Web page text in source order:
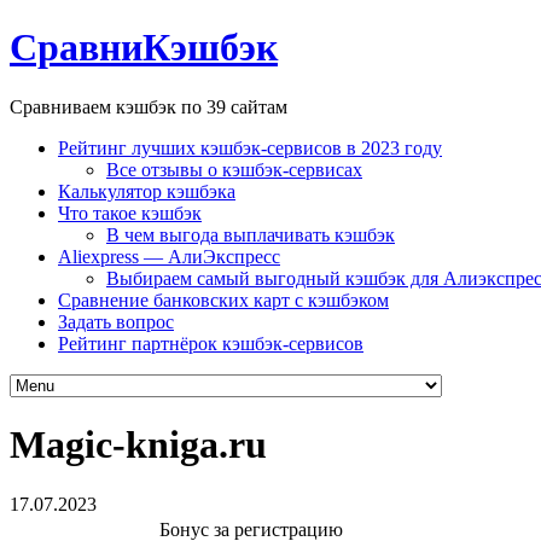
СравниКэшбэк
Сравниваем кэшбэк по 39 сайтам
Рейтинг лучших кэшбэк-сервисов в 2023 году
Все отзывы о кэшбэк-сервисах
Калькулятор кэшбэка
Что такое кэшбэк
В чем выгода выплачивать кэшбэк
Aliexpress — АлиЭкспресс
Выбираем самый выгодный кэшбэк для
Сравнение банковских карт с кэшбэком
Задать вопрос
Рейтинг партнёрок кэшбэк-сервисов
Magic-kniga.ru
17.07.2023
Бонус за регистрацию